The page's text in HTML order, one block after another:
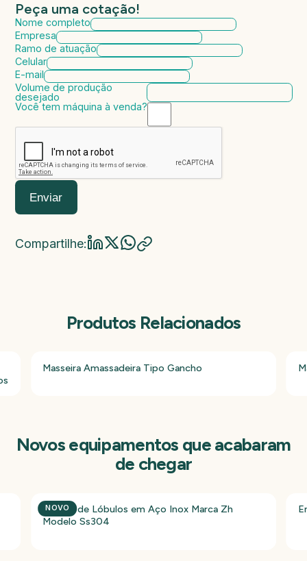
Peça uma cotação!
Nome completo
Empresa
Ramo de atuação
Celular
E-mail
Volume de produção
desejado
Você tem máquina à venda?
Marca da máquina
Modelo da máquina
Ano de fabricação
Valor da máquina
Enviar
Compartilhe:
Produtos Relacionados
Masseira Amassadeira Tipo Gancho
Novos equipamentos que acabaram
de chegar
NOVO
Bomba de Lóbulos em Aço Inox Marca Zh
Modelo Ss304